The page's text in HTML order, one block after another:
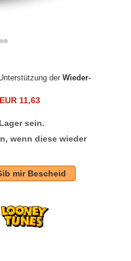
der Wieder-
EUR 11,63
sein.
wenn diese wieder
mir Bescheid